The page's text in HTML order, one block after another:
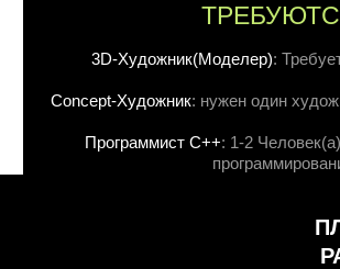
3D-Художник(Моделер):
Concept-Художник: нужен один
Программист C++: 1-2